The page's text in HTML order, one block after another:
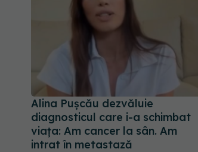
Alina Pușcău dezvăluie
diagnosticul care i-a schimbat
viața: Am cancer la sân. Am
intrat în metastază